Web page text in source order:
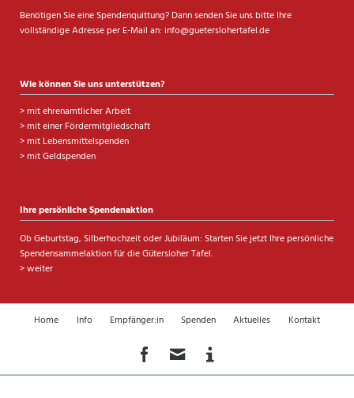
Benötigen Sie eine Spendenquittung? Dann senden Sie uns bitte Ihre
vollständige Adresse per E-Mail an: info@gueterslohertafel.de
Wie können Sie uns unterstützen?
>mit ehrenamtlicher Arbeit
>mit einer Fördermitgliedschaft
>mit Lebensmittelspenden
>mit Geldspenden
Ihre persönliche Spendenaktion
Ob Geburtstag, Silberhochzeit oder Jubiläum: Starten Sie jetzt Ihre persönliche
Spendensammelaktion für die Gütersloher Tafel.
> weiter
Navigation
Home Info Empfänger:in Spenden Aktuelles Kontakt